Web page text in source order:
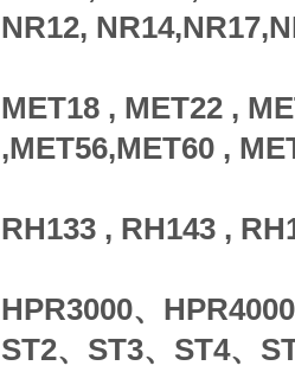
NR12,
MET18 , MET22 ,
,MET56,MET60 ,
RH133 , RH143 ,
HPR3000、
ST2、ST3、ST4、